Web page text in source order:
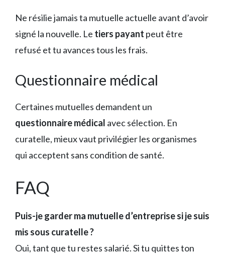
Ne résilie jamais ta mutuelle actuelle avant d’avoir
signé la nouvelle. Le tiers payant peut être
refusé et tu avances tous les frais.
Questionnaire médical
Certaines mutuelles demandent un
questionnaire médical avec sélection. En
curatelle, mieux vaut privilégier les organismes
qui acceptent sans condition de santé.
FAQ
Puis-je garder ma mutuelle d’entreprise si je suis
mis sous curatelle ?
Oui, tant que tu restes salarié. Si tu quittes ton